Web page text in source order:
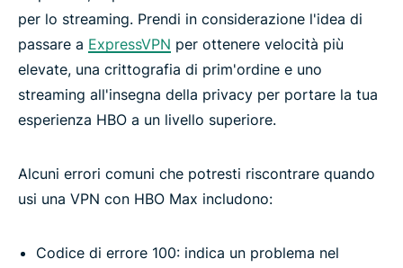
per lo streaming. Prendi in considerazione l'idea di
passare a ExpressVPN per ottenere velocità più
elevate, una crittografia di prim'ordine e uno
streaming all'insegna della privacy per portare la tua
esperienza HBO a un livello superiore.
Alcuni errori comuni che potresti riscontrare quando
usi una VPN con HBO Max includono:
Codice di errore 100: indica un problema nel